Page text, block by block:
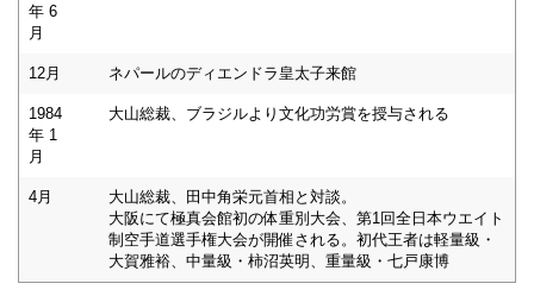
年 6
月
12月 ネパールのディエンドラ皇太子来館
1984
年 1
月
大山総裁、ブラジルより文化功労賞を授与される
4月
大山総裁、田中角栄元首相と対談。
大阪にて極真会館初の体重別大会、第1回全日本ウエイト
制空手道選手権大会が開催される。初代王者は軽量級・
大賀雅裕、中量級・柿沼英明、重量級・七戸康博